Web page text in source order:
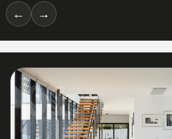
→
←
01